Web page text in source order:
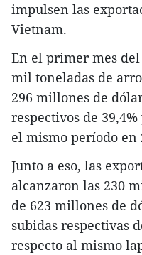
impulsen las
Vietnam.
En el primer mes
mil toneladas de
296 millones de
respectivos de
el mismo período en
Junto a eso, las
alcanzaron las 230
de 623 millones de
subidas respectivas
respecto al mismo